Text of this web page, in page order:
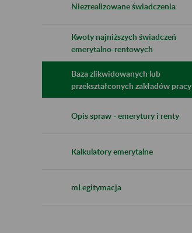
Niezrealizowane świadczenia
Kwoty najniższych świadczeń
emerytalno-rentowych
Baza zlikwidowanych lub
przekształconych zakładów pracy
Opis spraw - emerytury i renty
Kalkulatory emerytalne
mLegitymacja